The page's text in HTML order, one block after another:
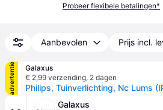
Probeer flexibele betalingen*
Aanbevolen Prijs incl.
advertentie
Galaxus
€ 2,99 verzending, 2 dagen
Philips, Tuinverlichting, Nc Lums
Galaxus